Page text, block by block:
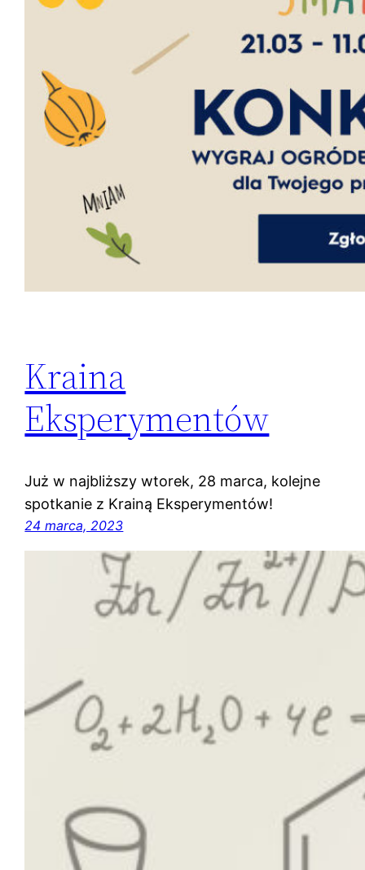
Kraina
Eksperymentów
Już w najbliższy wtorek, 28 marca, kolejne
spotkanie z Krainą Eksperymentów!
24 marca, 2023